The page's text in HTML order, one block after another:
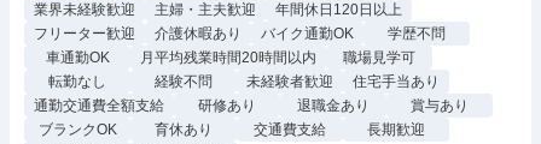
業界未経験歓迎 主婦・主夫歓迎
年間休日120日以上
フリーター歓迎
介護休暇あり バイク通勤OK
学歴不問
車通勤OK
月平均残業時間20時間以内
職場見学可
転勤なし
経験不問 未経験者歓迎
住宅手当あり
通勤交通費全額支給
研修あり 退職金あり
賞与あり
ブランクOK
育休あり 交通費支給
長期歓迎